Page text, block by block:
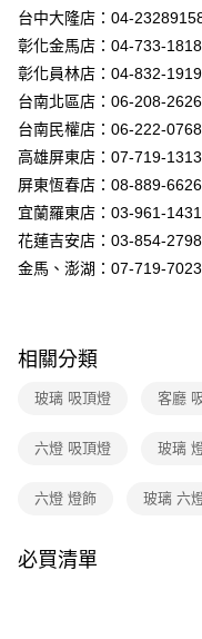
相關說明
【關於「AFTEE先享後付」】
AFTEE先享後付是「在收到
便利好安心！
１．簡單：不需註冊會員、不
３．安心：先確認商品／服務
【「AFTEE先享後付」結帳流
１．於結帳方式選擇「
結帳頁面，進行簡訊認證並確
２．訂單成立數日內，您將收
ATM／網路銀行／等多元方
※ 交易是否成功請以「
客戶支援中心」
https://
１．透過由恩沛科技股份有
權轉讓予恩沛科技股份有限
３．未成年的使用者請事先
ATM付款
運送方式
新竹貨運宅配
台中大隆店：04-
彰化金馬店：04-733-1818
彰化員林店：04-832-1919
台南北區店：06-208-2626
台南民權店：06-222-0768
高雄屏東店：07-719-1313
屏東恆春店：08-889-6626
宜蘭羅東店：03-961-1431
花蓮吉安店：03-854-2798
金馬、澎湖：07-719-7023
相關分類
玻璃 吸頂燈 客廳
六燈 吸頂燈 玻璃
六燈 燈飾 玻璃 六
必買清單